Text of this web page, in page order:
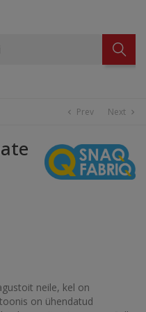
chevron_left Prev Next chevron_right
neile, kel on
on ühendatud